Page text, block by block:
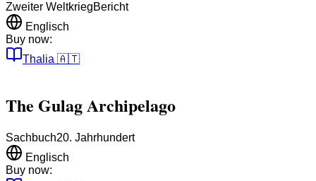
Zweiter WeltkriegBericht
Englisch
Buy now:
Thalia 🇦🇹
The Gulag Archipelago
Sachbuch20. Jahrhundert
Englisch
Buy now: